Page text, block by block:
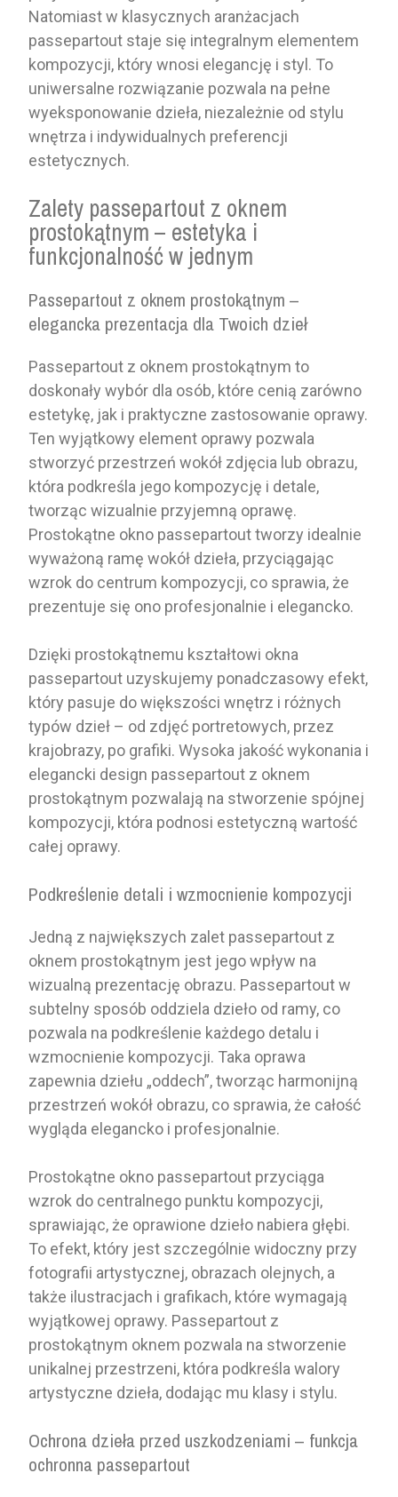
Natomiast w klasycznych aranżacjach
passepartout staje się integralnym elementem
kompozycji, który wnosi elegancję i styl. To
uniwersalne rozwiązanie pozwala na pełne
wyeksponowanie dzieła, niezależnie od stylu
wnętrza i indywidualnych preferencji
estetycznych.
Zalety passepartout z oknem
prostokątnym – estetyka i
funkcjonalność w jednym
Passepartout z oknem prostokątnym –
elegancka prezentacja dla Twoich dzieł
Passepartout z oknem prostokątnym to
doskonały wybór dla osób, które cenią zarówno
estetykę, jak i praktyczne zastosowanie oprawy.
Ten wyjątkowy element oprawy pozwala
stworzyć przestrzeń wokół zdjęcia lub obrazu,
która podkreśla jego kompozycję i detale,
tworząc wizualnie przyjemną oprawę.
Prostokątne okno passepartout tworzy idealnie
wyważoną ramę wokół dzieła, przyciągając
wzrok do centrum kompozycji, co sprawia, że
prezentuje się ono profesjonalnie i elegancko.
Dzięki prostokątnemu kształtowi okna
passepartout uzyskujemy ponadczasowy efekt,
który pasuje do większości wnętrz i różnych
typów dzieł – od zdjęć portretowych, przez
krajobrazy, po grafiki. Wysoka jakość wykonania i
elegancki design passepartout z oknem
prostokątnym pozwalają na stworzenie spójnej
kompozycji, która podnosi estetyczną wartość
całej oprawy.
Podkreślenie detali i wzmocnienie kompozycji
Jedną z największych zalet passepartout z
oknem prostokątnym jest jego wpływ na
wizualną prezentację obrazu. Passepartout w
subtelny sposób oddziela dzieło od ramy, co
pozwala na podkreślenie każdego detalu i
wzmocnienie kompozycji. Taka oprawa
zapewnia dziełu „oddech”, tworząc harmonijną
przestrzeń wokół obrazu, co sprawia, że całość
wygląda elegancko i profesjonalnie.
Prostokątne okno passepartout przyciąga
wzrok do centralnego punktu kompozycji,
sprawiając, że oprawione dzieło nabiera głębi.
To efekt, który jest szczególnie widoczny przy
fotografii artystycznej, obrazach olejnych, a
także ilustracjach i grafikach, które wymagają
wyjątkowej oprawy. Passepartout z
prostokątnym oknem pozwala na stworzenie
unikalnej przestrzeni, która podkreśla walory
artystyczne dzieła, dodając mu klasy i stylu.
Ochrona dzieła przed uszkodzeniami – funkcja
ochronna passepartout